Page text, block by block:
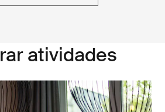
atividades